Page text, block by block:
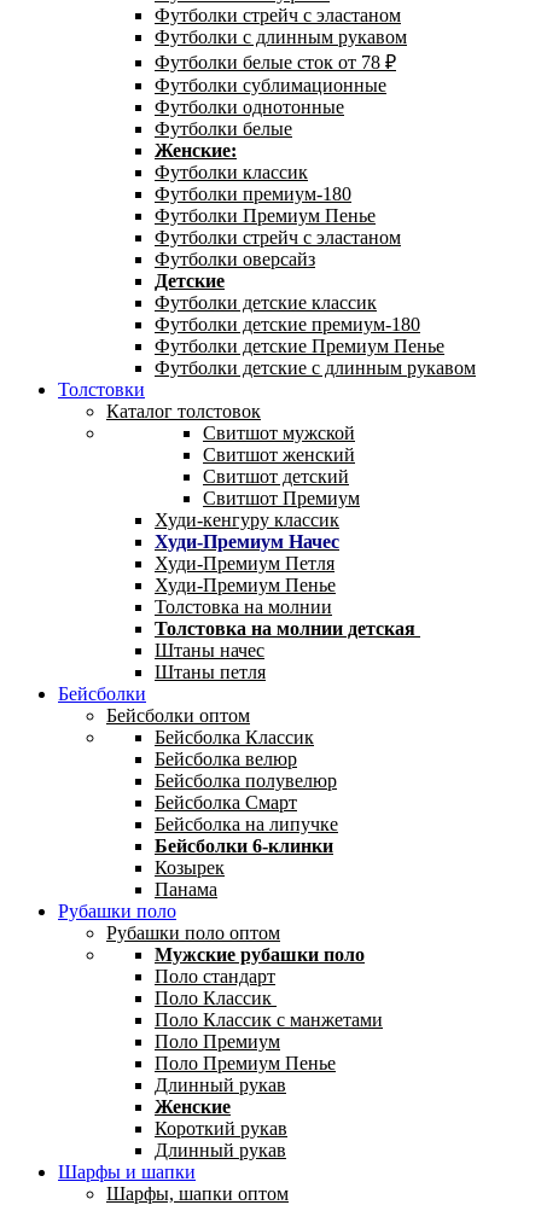
Футболки стрейч с эластаном
Футболки с длинным рукавом
Футболки белые сток от 78 ₽
Футболки сублимационные
Футболки однотонные
Футболки белые
Женские:
Футболки классик
Футболки премиум-180
Футболки Премиум Пенье
Футболки стрейч с эластаном
Футболки оверсайз
Детские
Футболки детские классик
Футболки детские премиум-180
Футболки детские Премиум Пенье
Футболки детские с длинным рукавом
Толстовки
Каталог толстовок
Свитшот мужской
Свитшот женский
Свитшот детский
Свитшот Премиум
Худи-кенгуру классик
Худи-Премиум Начес
Худи-Премиум Петля
Худи-Премиум Пенье
Толстовка на молнии
Толстовка на молнии детская
Штаны начес
Штаны петля
Бейсболки
Бейсболки оптом
Бейсболка Классик
Бейсболка велюр
Бейсболка полувелюр
Бейсболка Смарт
Бейсболка на липучке
Бейсболки 6-клинки
Козырек
Панама
Рубашки поло
Рубашки поло оптом
Мужские рубашки поло
Поло стандарт
Поло Классик
Поло Классик с манжетами
Поло Премиум
Поло Премиум Пенье
Длинный рукав
Женские
Короткий рукав
Длинный рукав
Шарфы и шапки
Шарфы, шапки оптом